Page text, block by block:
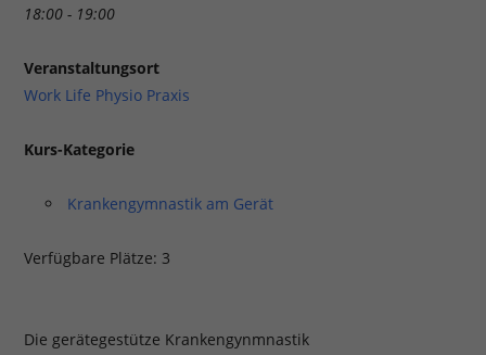
18:00 - 19:00
Veranstaltungsort
Work Life Physio Praxis
Kurs-Kategorie
Krankengymnastik am Gerät
Verfügbare Plätze: 3
Die gerätegestütze Krankengynmnastik